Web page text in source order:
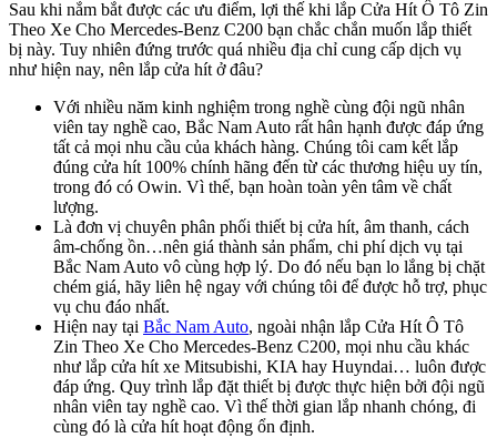
Sau khi nắm bắt được các ưu điểm, lợi thế khi lắp Cửa Hít Ô Tô Zin
Theo Xe Cho Mercedes-Benz C200 bạn chắc chắn muốn lắp thiết
bị này. Tuy nhiên đứng trước quá nhiều địa chỉ cung cấp dịch vụ
như hiện nay, nên lắp cửa hít ở đâu?
Với nhiều năm kinh nghiệm trong nghề cùng đội ngũ nhân
viên tay nghề cao, Bắc Nam Auto rất hân hạnh được đáp ứng
tất cả mọi nhu cầu của khách hàng. Chúng tôi cam kết lắp
đúng cửa hít 100% chính hãng đến từ các thương hiệu uy tín,
trong đó có Owin. Vì thế, bạn hoàn toàn yên tâm về chất
lượng.
Là đơn vị chuyên phân phối thiết bị cửa hít, âm thanh, cách
âm-chống ồn…nên giá thành sản phẩm, chi phí dịch vụ tại
Bắc Nam Auto vô cùng hợp lý. Do đó nếu bạn lo lắng bị chặt
chém giá, hãy liên hệ ngay với chúng tôi để được hỗ trợ, phục
vụ chu đáo nhất.
Hiện nay tại Bắc Nam Auto, ngoài nhận lắp Cửa Hít Ô Tô
Zin Theo Xe Cho Mercedes-Benz C200, mọi nhu cầu khác
như lắp cửa hít xe Mitsubishi, KIA hay Huyndai… luôn được
đáp ứng. Quy trình lắp đặt thiết bị được thực hiện bởi đội ngũ
nhân viên tay nghề cao. Vì thế thời gian lắp nhanh chóng, đi
cùng đó là cửa hít hoạt động ổn định.